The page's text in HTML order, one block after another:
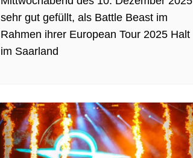
sehr gut gefüllt, als Battle Beast im
Rahmen ihrer European Tour 2025 Halt
im Saarland